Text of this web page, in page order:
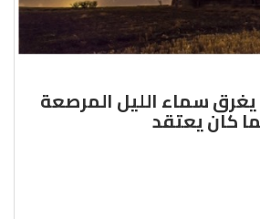
سماء الليل المرصعة
كان يعتقد